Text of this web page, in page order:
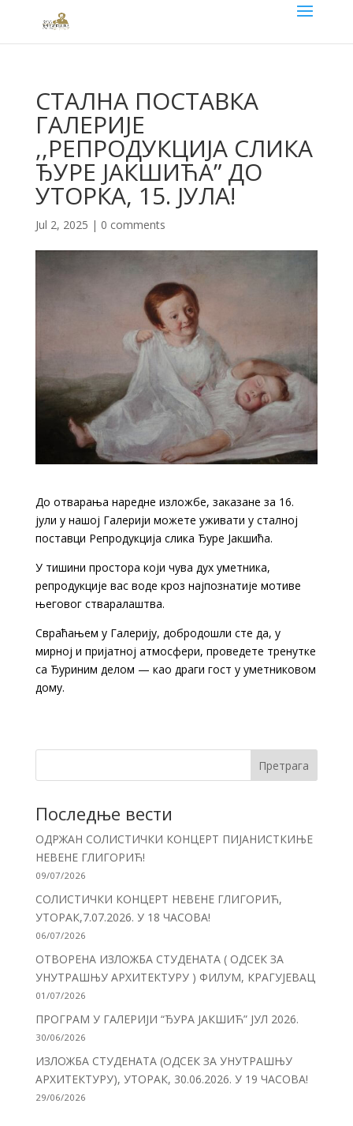
СТАЛНА ПОСТАВКА
ГАЛЕРИЈЕ
,,РЕПРОДУКЦИЈА СЛИКА
ЂУРЕ ЈАКШИЋА” ДО
УТОРКА, 15. ЈУЛА!
Jul 2, 2025 | 0 comments
До отварања наредне изложбе, заказане за 16.
јули у нашој Галерији можете уживати у сталној
поставци Репродукција слика Ђуре Јакшића.
У тишини простора који чува дух уметника,
репродукције вас воде кроз најпознатије мотиве
његовог стваралаштва.
Свраћањем у Галерију, добродошли сте да, у
мирној и пријатној атмосфери, проведете тренутке
са Ђуриним делом — као драги гост у уметниковом
дому.
Претрага
Последње вести
ОДРЖАН СОЛИСТИЧКИ КОНЦЕРТ ПИЈАНИСТКИЊЕ
НЕВЕНЕ ГЛИГОРИЋ!
09/07/2026
СОЛИСТИЧКИ КОНЦЕРТ НЕВЕНЕ ГЛИГОРИЋ,
УТОРАК,7.07.2026. У 18 ЧАСОВА!
06/07/2026
ОТВОРЕНА ИЗЛОЖБА СТУДЕНАТА ( ОДСЕК ЗА
УНУТРАШЊУ АРХИТЕКТУРУ ) ФИЛУМ, КРАГУЈЕВАЦ
01/07/2026
ПРОГРАМ У ГАЛЕРИЈИ “ЂУРА ЈАКШИЋ” ЈУЛ 2026.
30/06/2026
ИЗЛОЖБА СТУДЕНАТА (ОДСЕК ЗА УНУТРАШЊУ
АРХИТЕКТУРУ), УТОРАК, 30.06.2026. У 19 ЧАСОВА!
29/06/2026